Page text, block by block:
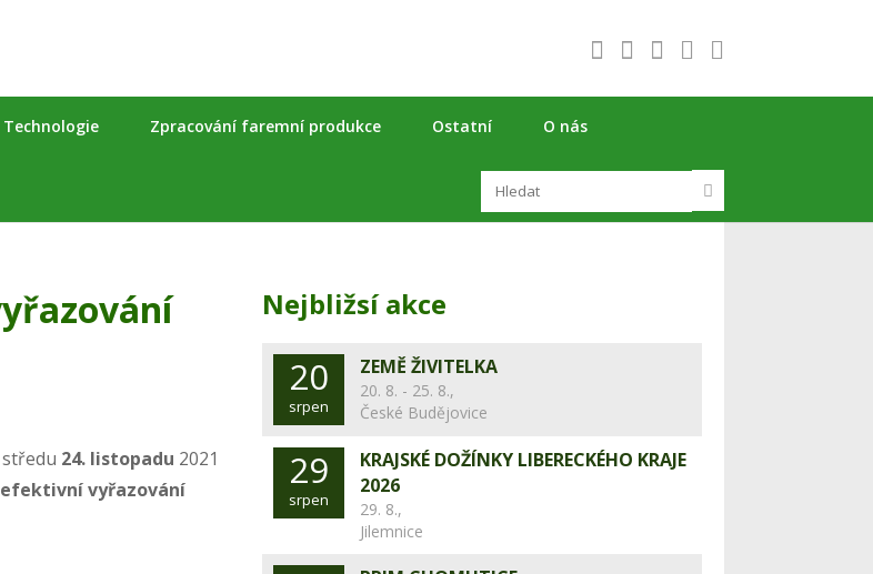
Technologie Zpracování faremní produkce Ostatní O nás
24. listopadu 2021
efektivní vyřazování
Nejbližsí akce
20
srpen
ZEMĚ ŽIVITELKA
20. 8. - 25. 8.,
České Budějovice
29
srpen
KRAJSKÉ DOŽÍNKY LIBERECKÉHO KRAJE
2026
29. 8.,
Jilemnice